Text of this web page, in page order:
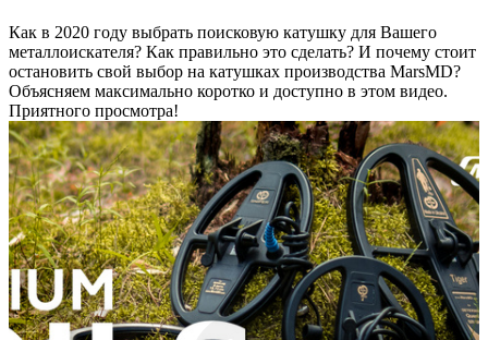
Как в 2020 году выбрать поисковую катушку для Вашего
металлоискателя? Как правильно это сделать? И почему стоит
остановить свой выбор на катушках производства MarsMD?
Объясняем максимально коротко и доступно в этом видео.
Приятного просмотра!